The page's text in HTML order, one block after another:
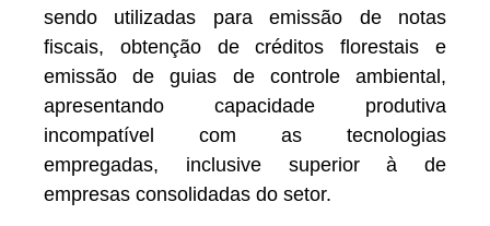
sendo utilizadas para emissão de notas
fiscais, obtenção de créditos florestais e
emissão de guias de controle ambiental,
apresentando capacidade produtiva
incompatível com as tecnologias
empregadas, inclusive superior à de
empresas consolidadas do setor.